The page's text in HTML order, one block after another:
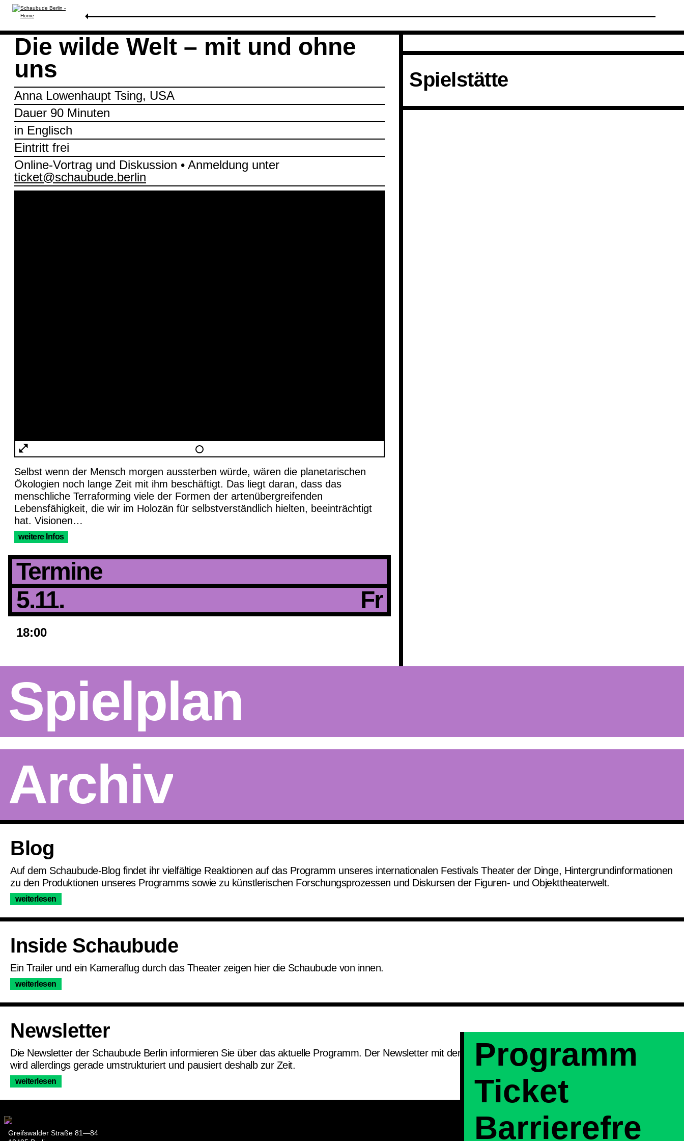
Programm
Ticket
Barrierefre
Spielplan/Die wilde Welt – mit und ohne uns
Die wilde Welt – mit und ohne
uns
Anna Lowenhaupt Tsing, USA
Dauer 90 Minuten
in Englisch
Eintritt frei
Online-Vortrag und Diskussion • Anmeldung unter
ticket@schaubude.berlin
Selbst wenn der Mensch morgen aussterben würde, wären die planetarischen
Ökologien noch lange Zeit mit ihm beschäftigt. Das liegt daran, dass das
menschliche Terraforming viele der Formen der artenübergreifenden
Lebensfähigkeit, die wir im Holozän für selbstverständlich hielten, beeinträchtigt
hat. Visionen…
weitere Infos
Termine
5.11.
Fr
18:00
Credits
Spielstätte
Spielplan
Archiv
Artikel
Blog
Auf dem Schaubude-Blog findet ihr vielfältige Reaktionen auf das Programm unseres internationalen Festivals Theater der Dinge, Hintergrundinformationen
zu den Produktionen unseres Programms sowie zu künstlerischen Forschungsprozessen und Diskursen der Figuren- und Objekttheaterwelt.
weiterlesen
Inside Schaubude
Ein Trailer und ein Kameraflug durch das Theater zeigen hier die Schaubude von innen.
weiterlesen
Newsletter
Die Newsletter der Schaubude Berlin informieren Sie über das aktuelle Programm. Der Newsletter mit den theaterpädagogischen Angeboten des Hauses
wird allerdings gerade umstrukturiert und pausiert deshalb zur Zeit.
weiterlesen
Greifswalder Straße 81—84